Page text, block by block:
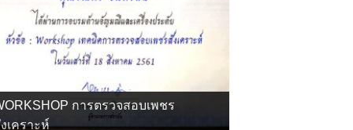
ยรติบัตร จิวลี่ และอัญมณี คุณทิพย์